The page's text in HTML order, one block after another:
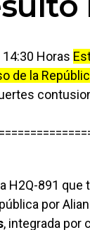
14:30 Horas
de la
H2Q-891 que
por
, integrada por